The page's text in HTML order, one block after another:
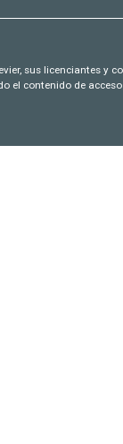
sus licenciantes y
el contenido de